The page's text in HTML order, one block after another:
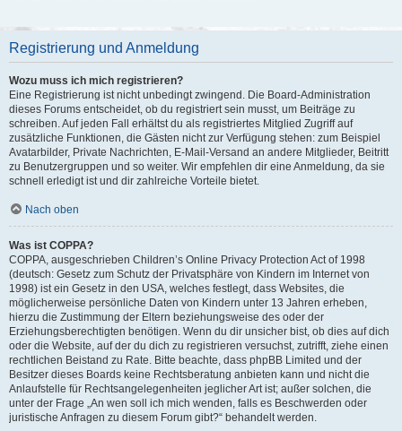
Registrierung und Anmeldung
Wozu muss ich mich registrieren?
Eine Registrierung ist nicht unbedingt zwingend. Die Board-Administration
dieses Forums entscheidet, ob du registriert sein musst, um Beiträge zu
schreiben. Auf jeden Fall erhältst du als registriertes Mitglied Zugriff auf
zusätzliche Funktionen, die Gästen nicht zur Verfügung stehen: zum Beispiel
Avatarbilder, Private Nachrichten, E-Mail-Versand an andere Mitglieder, Beitritt
zu Benutzergruppen und so weiter. Wir empfehlen dir eine Anmeldung, da sie
schnell erledigt ist und dir zahlreiche Vorteile bietet.
Nach oben
Was ist COPPA?
COPPA, ausgeschrieben Children’s Online Privacy Protection Act of 1998
(deutsch: Gesetz zum Schutz der Privatsphäre von Kindern im Internet von
1998) ist ein Gesetz in den USA, welches festlegt, dass Websites, die
möglicherweise persönliche Daten von Kindern unter 13 Jahren erheben,
hierzu die Zustimmung der Eltern beziehungsweise des oder der
Erziehungsberechtigten benötigen. Wenn du dir unsicher bist, ob dies auf dich
oder die Website, auf der du dich zu registrieren versuchst, zutrifft, ziehe einen
rechtlichen Beistand zu Rate. Bitte beachte, dass phpBB Limited und der
Besitzer dieses Boards keine Rechtsberatung anbieten kann und nicht die
Anlaufstelle für Rechtsangelegenheiten jeglicher Art ist; außer solchen, die
unter der Frage „An wen soll ich mich wenden, falls es Beschwerden oder
juristische Anfragen zu diesem Forum gibt?“ behandelt werden.